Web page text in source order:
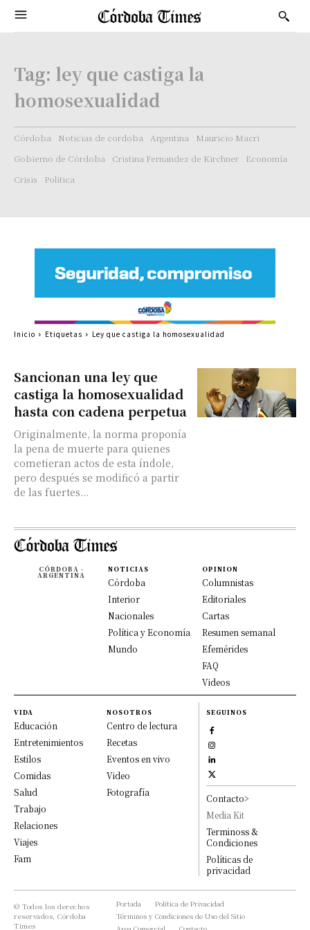
Tag: ley que castiga la
homosexualidad
Córdoba Noticias de cordoba Argentina
Mauricio Macri
Gobierno de Córdoba
Cristina Fernandez de Kirchner
Economía
Crisis
Politica
Sancionan una ley que
castiga la homosexualidad
hasta con cadena perpetua
Originalmente, la norma proponía
la pena de muerte para quienes
cometieran actos de esta índole,
pero después se modificó a partir
de las fuertes...
Inicio Etiquetas Ley que castiga la homosexualidad
CÓRDOBA -
ARGENTINA
NOTICIAS
Córdoba
Interior
Nacionales
Política y Economía
Mundo
OPINION
Columnistas
Editoriales
Cartas
Resumen semanal
Efemérides
FAQ
Videos
VIDA
Educación
Entretenimientos
Estilos
Comidas
Salud
Trabajo
Relaciones
Viajes
Fam
NOSOTROS
Centro de lectura
Recetas
Eventos en vivo
Video
Fotografía
SEGUINOS
Contacto>
Media Kit
Terminoss &
Condiciones
Políticas de
privacidad
© Todos los derechos
reservados, Córdoba
Times
Portada
Política de Privacidad
Términos y Condiciones de Uso del Sitio